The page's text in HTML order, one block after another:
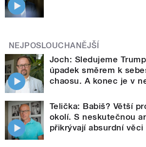
NEJPOSLOUCHANĚJŠÍ
Joch: Sledujeme
úpadek směrem k
chaosu. A konec je v
Telička: Babiš? Větší
okolí. S neskutečnou
přikrývají absurdní věci